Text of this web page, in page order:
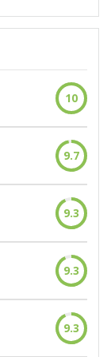
10
9.7
9.3
9.3
9.3